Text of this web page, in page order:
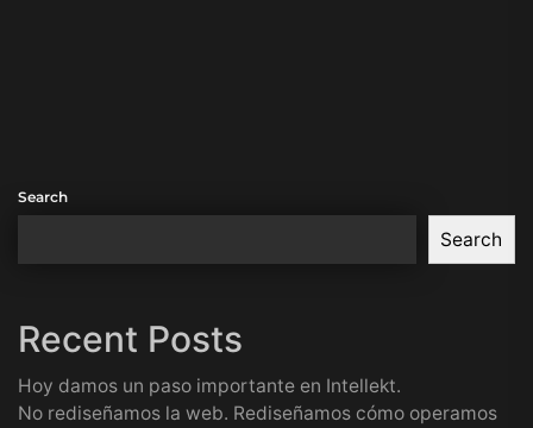
Search
Search
Recent Posts
Hoy damos un paso importante en Intellekt.
No rediseñamos la web. Rediseñamos cómo operamos